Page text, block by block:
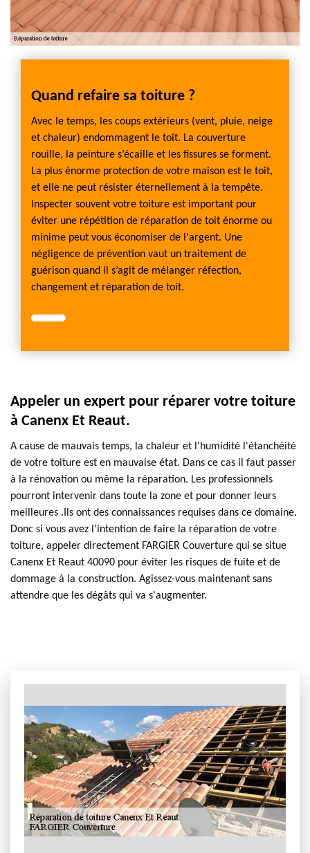
Quand refaire sa toiture ?
Avec le temps, les coups extérieurs (vent, pluie, neige
et chaleur) endommagent le toit. La couverture
rouille, la peinture s’écaille et les fissures se forment.
La plus énorme protection de votre maison est le toit,
et elle ne peut résister éternellement à la tempête.
Inspecter souvent votre toiture est important pour
éviter une répétition de réparation de toit énorme ou
minime peut vous économiser de l'argent. Une
négligence de prévention vaut un traitement de
guérison quand il s’agit de mélanger réfection,
changement et réparation de toit.
Appeler un expert pour réparer votre toiture
à Canenx Et Reaut.
A cause de mauvais temps, la chaleur et l'humidité l'étanchéité
de votre toiture est en mauvaise état. Dans ce cas il faut passer
à la rénovation ou même la réparation. Les professionnels
pourront intervenir dans toute la zone et pour donner leurs
meilleures .Ils ont des connaissances requises dans ce domaine.
Donc si vous avez l'intention de faire la réparation de votre
toiture, appeler directement FARGIER Couverture qui se situe
Canenx Et Reaut 40090 pour éviter les risques de fuite et de
dommage à la construction. Agissez-vous maintenant sans
attendre que les dégâts qui va s'augmenter.